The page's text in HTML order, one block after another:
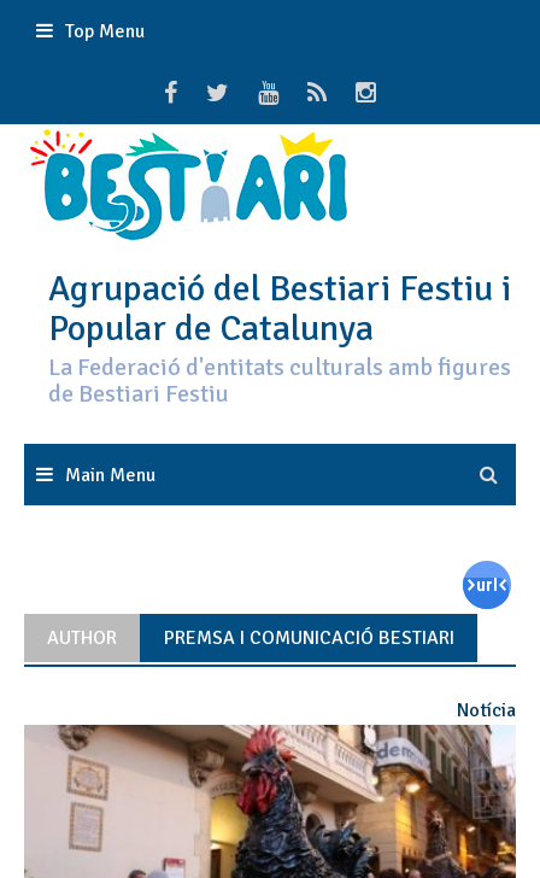
Top Menu
Agrupació del Bestiari Festiu i
Popular de Catalunya
La Federació d'entitats culturals amb figures
de Bestiari Festiu
Main Menu
AUTHOR PREMSA I COMUNICACIÓ BESTIARI
Notícia